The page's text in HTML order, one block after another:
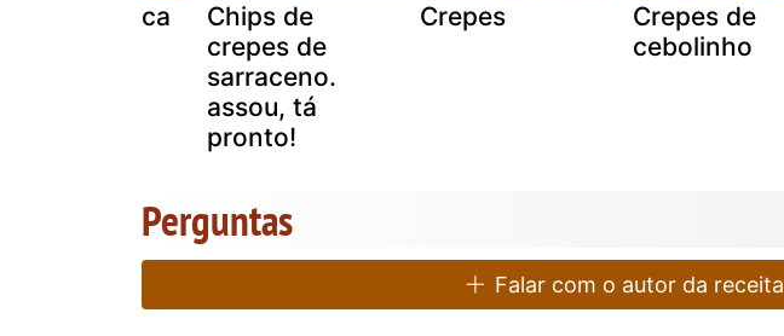
básica
Chips de
crepes de
sarraceno.
assou, tá
pronto!
Crepes
Crepes de
cebolinho
Perguntas
Falar com o autor da receita